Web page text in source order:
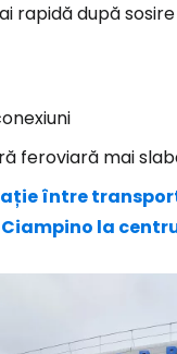
rapidă după sosire
feroviară mai
între
la